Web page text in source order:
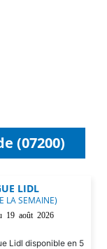
(07200)
LIDL
LA SEMAINE)
19 août 2026
Lidl disponible en 5